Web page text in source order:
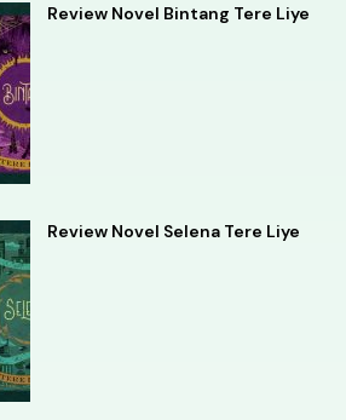
Review Novel Bintang Tere Liye
Review Novel Selena Tere Liye